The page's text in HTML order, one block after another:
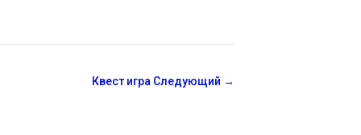
Квест игра Следующий →